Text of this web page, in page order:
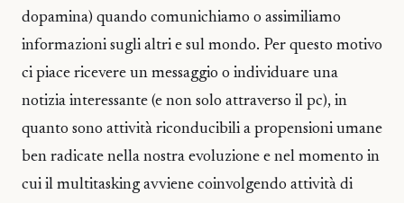
dopamina) quando comunichiamo o assimiliamo
informazioni sugli altri e sul mondo. Per questo motivo
ci piace ricevere un messaggio o individuare una
notizia interessante (e non solo attraverso il pc), in
quanto sono attività riconducibili a propensioni umane
ben radicate nella nostra evoluzione e nel momento in
cui il multitasking avviene coinvolgendo attività di